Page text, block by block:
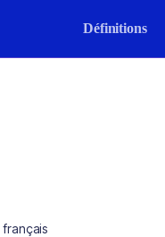
Définitions